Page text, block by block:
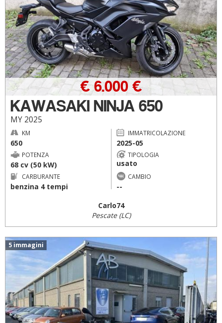
KAWASAKI NINJA 650
MY 2025
€ 6.000 €
KM
650
IMMATRICOLAZIONE
2025-05
POTENZA
68 cv (50 kW)
TIPOLOGIA
usato
CARBURANTE
benzina 4 tempi
CAMBIO
--
Carlo74
Pescate (LC)
5 immagini